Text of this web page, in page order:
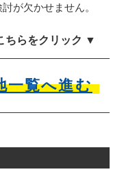
が欠かせません。
ちらをクリック ▼
一覧へ進む